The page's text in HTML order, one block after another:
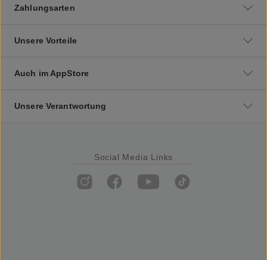
Zahlungsarten
Unsere Vorteile
Auch im AppStore
Unsere Verantwortung
Social Media Links